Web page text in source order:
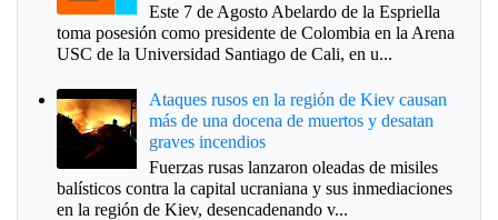
Este 7 de Agosto Abelardo de la Espriella
toma posesión como presidente de Colombia en la Arena
USC de la Universidad Santiago de Cali, en u...
Ataques rusos en la región de Kiev causan
más de una docena de muertos y desatan
graves incendios
Fuerzas rusas lanzaron oleadas de misiles
balísticos contra la capital ucraniana y sus inmediaciones
en la región de Kiev, desencadenando v...